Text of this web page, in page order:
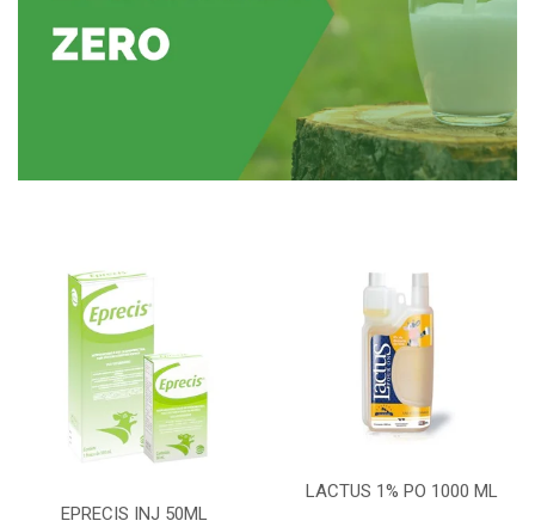
EPRECIS INJ 50ML
LACTUS 1% PO 1000 ML